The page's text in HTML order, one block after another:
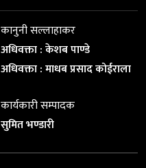
कानुनी सल्लाहाकर
अधिवक्ता : केशब पाण्डे
अधिवक्ता : माधब प्रसाद कोईराला
कार्यकारी सम्पादक
सुमित भण्डारी